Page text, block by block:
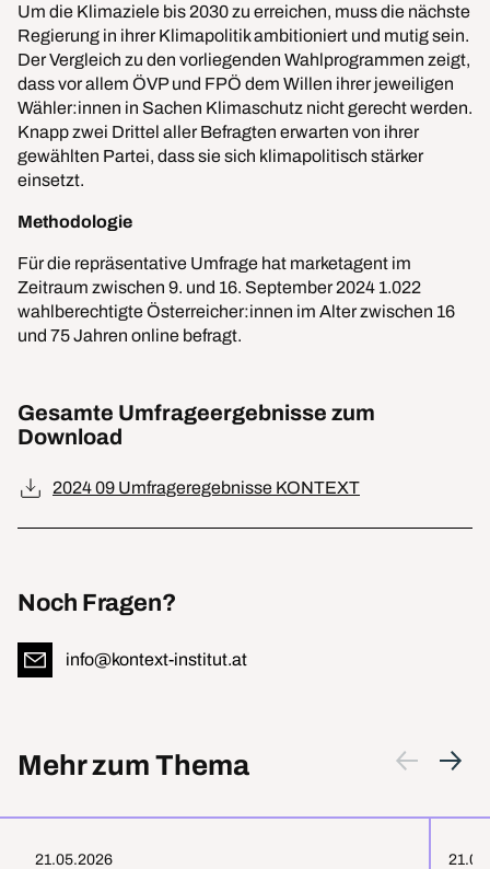
Um die Klimaziele bis 2030 zu erreichen, muss die nächste
Regierung in ihrer Klimapolitik ambitioniert und mutig sein.
Der Vergleich zu den vorliegenden Wahlprogrammen zeigt,
dass vor allem ÖVP und FPÖ dem Willen ihrer jeweiligen
Wähler:innen in Sachen Klimaschutz nicht gerecht werden.
Knapp zwei Drittel aller Befragten erwarten von ihrer
gewählten Partei, dass sie sich klimapolitisch stärker
einsetzt.
Methodologie
Für die repräsentative Umfrage hat marketagent im
Zeitraum zwischen 9. und 16. September 2024 1.022
wahlberechtigte Österreicher:innen im Alter zwischen 16
und 75 Jahren online befragt.
Gesamte Umfrageergebnisse zum
Download
2024 09 Umfrageregebnisse KONTEXT
Noch Fragen?
info@kontext-institut.at
Mehr zum Thema
21.05.2026